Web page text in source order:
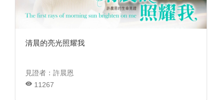
清晨的亮光照耀我
見證者：許晨恩
11267